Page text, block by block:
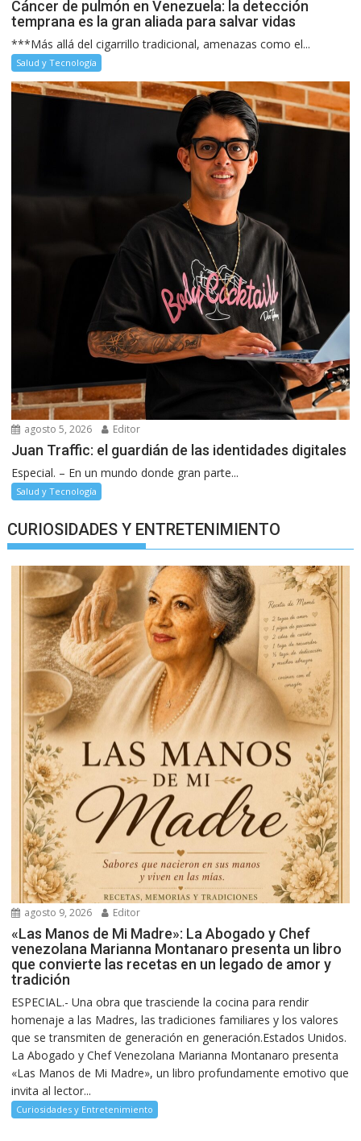
Cáncer de pulmón en Venezuela: la detección
temprana es la gran aliada para salvar vidas
***Más allá del cigarrillo tradicional, amenazas como el...
Salud y Tecnología
agosto 5, 2026 Editor
Juan Traffic: el guardián de las identidades digitales
Especial. – En un mundo donde gran parte...
Salud y Tecnología
CURIOSIDADES Y ENTRETENIMIENTO
agosto 9, 2026 Editor
«Las Manos de Mi Madre»: La Abogado y Chef
venezolana Marianna Montanaro presenta un libro
que convierte las recetas en un legado de amor y
tradición
ESPECIAL.- Una obra que trasciende la cocina para rendir
homenaje a las Madres, las tradiciones familiares y los valores
que se transmiten de generación en generación.Estados Unidos.
La Abogado y Chef Venezolana Marianna Montanaro presenta
«Las Manos de Mi Madre», un libro profundamente emotivo que
invita al lector...
Curiosidades y Entretenimiento